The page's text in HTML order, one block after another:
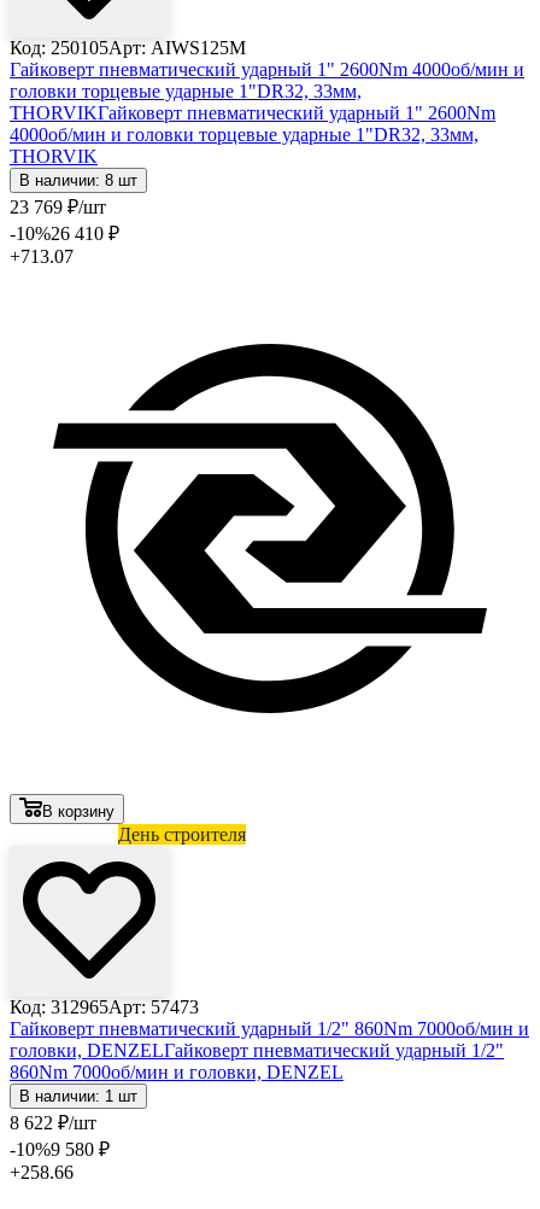
Код: 250105Арт: AIWS125M
Гайковерт пневматический ударный 1" 2600Nm 4000об/мин и
головки торцевые ударные 1"DR32, 33мм,
THORVIKГайковерт пневматический ударный 1" 2600Nm
4000об/мин и головки торцевые ударные 1"DR32, 33мм,
THORVIK
В наличии: 8 шт
23 769 ₽/шт
-10%26 410 ₽
+713.07
В корзину
День строителя
Код: 312965Арт: 57473
Гайковерт пневматический ударный 1/2" 860Nm 7000об/мин и
головки, DENZELГайковерт пневматический ударный 1/2"
860Nm 7000об/мин и головки, DENZEL
В наличии: 1 шт
8 622 ₽/шт
-10%9 580 ₽
+258.66